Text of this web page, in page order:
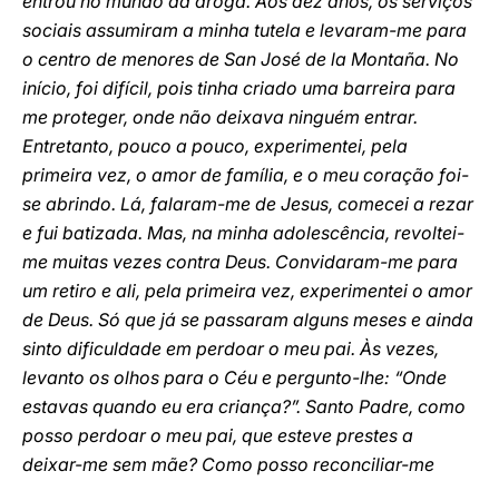
sociais assumiram a minha tutela e levaram-me para
o centro de menores de San José de la Montaña. No
início, foi difícil, pois tinha criado uma barreira para
me proteger, onde não deixava ninguém entrar.
Entretanto, pouco a pouco, experimentei, pela
primeira vez, o amor de família, e o meu coração foi-
se abrindo. Lá, falaram-me de Jesus, comecei a rezar
e fui batizada. Mas, na minha adolescência, revoltei-
me muitas vezes contra Deus. Convidaram-me para
um retiro e ali, pela primeira vez, experimentei o amor
de Deus. Só que já se passaram alguns meses e ainda
sinto dificuldade em perdoar o meu pai. Às vezes,
levanto os olhos para o Céu e pergunto-lhe: “Onde
estavas quando eu era criança?”. Santo Padre, como
posso perdoar o meu pai, que esteve prestes a
deixar-me sem mãe? Como posso reconciliar-me